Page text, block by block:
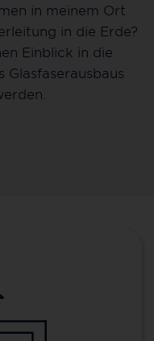
in meinem Ort
in die Erde?
Einblick in die
Glasfaserausbaus